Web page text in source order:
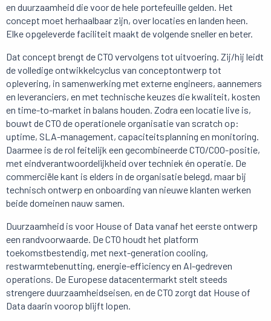
en duurzaamheid die voor de hele portefeuille gelden. Het
concept moet herhaalbaar zijn, over locaties en landen heen.
Elke opgeleverde faciliteit maakt de volgende sneller en beter.
Dat concept brengt de CTO vervolgens tot uitvoering. Zij/hij leidt
de volledige ontwikkelcyclus van conceptontwerp tot
oplevering, in samenwerking met externe engineers, aannemers
en leveranciers, en met technische keuzes die kwaliteit, kosten
en time-to-market in balans houden. Zodra een locatie live is,
bouwt de CTO de operationele organisatie van scratch op:
uptime, SLA-management, capaciteitsplanning en monitoring.
Daarmee is de rol feitelijk een gecombineerde CTO/COO-positie,
met eindverantwoordelijkheid over techniek én operatie. De
commerciële kant is elders in de organisatie belegd, maar bij
technisch ontwerp en onboarding van nieuwe klanten werken
beide domeinen nauw samen.
Duurzaamheid is voor House of Data vanaf het eerste ontwerp
een randvoorwaarde. De CTO houdt het platform
toekomstbestendig, met next-generation cooling,
restwarmtebenutting, energie-efficiency en AI-gedreven
operations. De Europese datacentermarkt stelt steeds
strengere duurzaamheidseisen, en de CTO zorgt dat House of
Data daarin voorop blijft lopen.